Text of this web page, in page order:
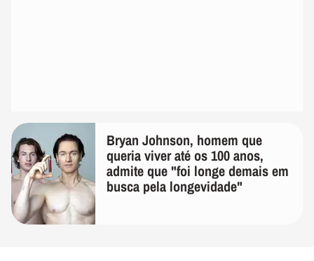
Bryan Johnson, homem que
queria viver até os 100 anos,
admite que "foi longe demais em
busca pela longevidade"